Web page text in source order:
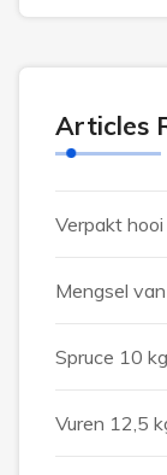
Articles
Verpakt
Mengsel
Spruce 10
Vuren 12,5